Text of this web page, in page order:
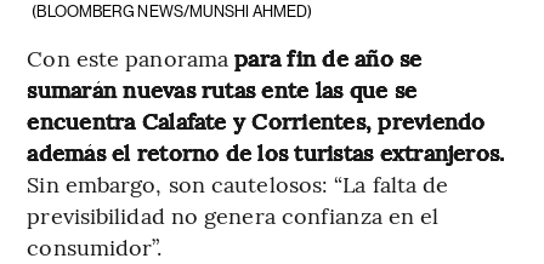
(BLOOMBERG NEWS/MUNSHI AHMED)
Con este panoramapara fin de año se
sumarán nuevas rutas ente las que se
encuentra Calafate y Corrientes, previendo
además el retorno de los turistas extranjeros.
Sin embargo, son cautelosos: “La falta de
previsibilidad no genera confianza en el
consumidor”.